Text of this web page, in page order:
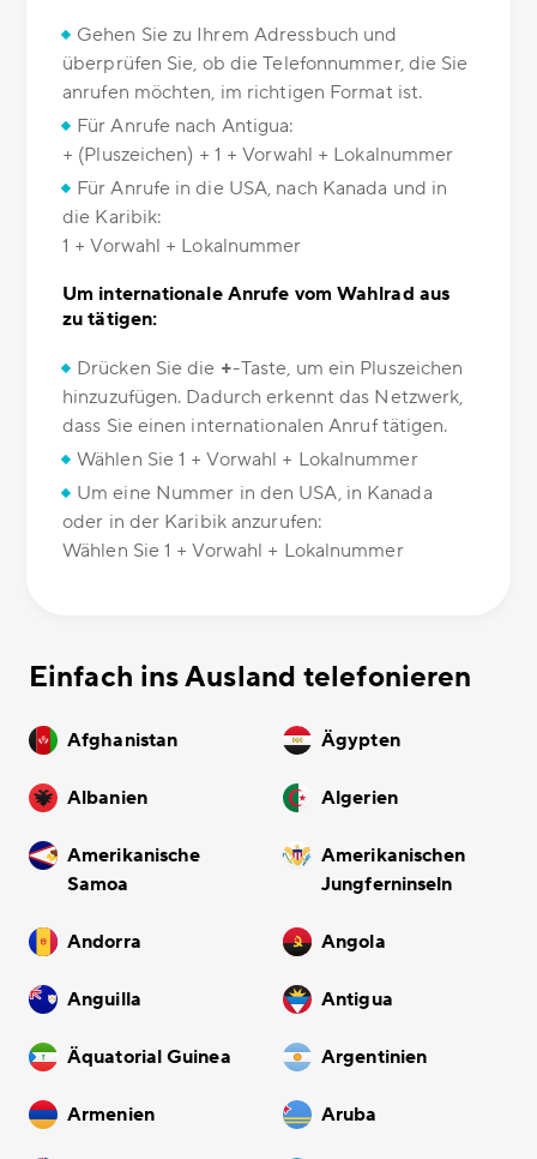
Gehen Sie zu Ihrem Adressbuch und
überprüfen Sie, ob die Telefonnummer, die Sie
anrufen möchten, im richtigen Format ist.
Für Anrufe nach Antigua:
+ (Pluszeichen) + 1 + Vorwahl + Lokalnummer
Für Anrufe in die USA, nach Kanada und in
die Karibik:
1 + Vorwahl + Lokalnummer
Um internationale Anrufe vom Wahlrad aus
zu tätigen:
Drücken Sie die +-Taste, um ein Pluszeichen
hinzuzufügen. Dadurch erkennt das Netzwerk,
dass Sie einen internationalen Anruf tätigen.
Wählen Sie 1 + Vorwahl + Lokalnummer
Um eine Nummer in den USA, in Kanada
oder in der Karibik anzurufen:
Wählen Sie 1 + Vorwahl + Lokalnummer
Einfach ins Ausland telefonieren
Afghanistan Ägypten
Albanien Algerien
Amerikanische
Samoa
Amerikanischen
Jungferninseln
Andorra Angola
Anguilla Antigua
Äquatorial Guinea Argentinien
Armenien Aruba